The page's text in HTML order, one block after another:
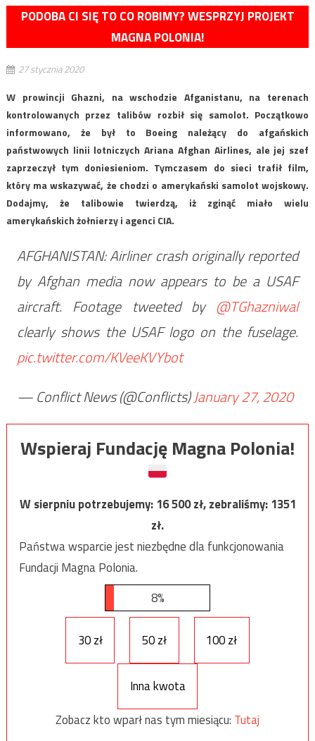
PODOBA CI SIĘ TO CO ROBIMY? WESPRZYJ PROJEKT
MAGNA POLONIA!
27 stycznia 2020
W prowincji Ghazni, na wschodzie Afganistanu, na terenach
kontrolowanych przez talibów rozbił się samolot. Początkowo
informowano, że był to Boeing należący do afgańskich
państwowych linii lotniczych Ariana Afghan Airlines, ale jej szef
zaprzeczył tym doniesieniom. Tymczasem do sieci trafił film,
który ma wskazywać, że chodzi o amerykański samolot wojskowy.
Dodajmy, że talibowie twierdzą, iż zginąć miało wielu
amerykańskich żołnierzy i agenci CIA.
AFGHANISTAN: Airliner crash originally reported
by Afghan media now appears to be a USAF
aircraft. Footage tweeted by @TGhazniwal
clearly shows the USAF logo on the fuselage.
pic.twitter.com/KVeeKVYbot
— Conflict News (@Conflicts)January 27, 2020
Wspieraj Fundację Magna Polonia!
W sierpniu potrzebujemy:16 500zł, zebraliśmy:1351
zł.
Państwa wsparcie jest niezbędne dla funkcjonowania
Fundacji Magna Polonia.
8%
30 zł 50 zł 100 zł
Inna kwota
Zobacz kto wparł nas tym miesiącu: Tutaj